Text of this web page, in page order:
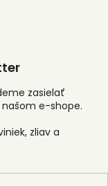
zasielať
e-shope.